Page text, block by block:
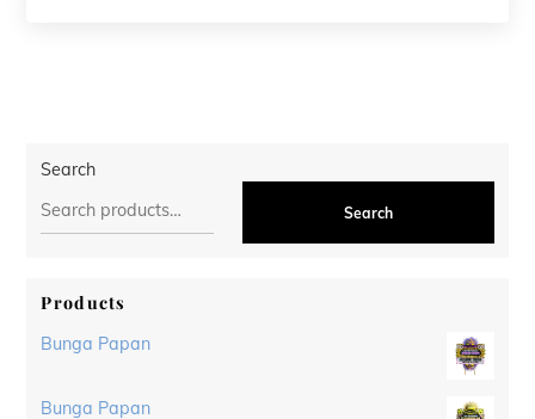
Search
Search
Products
Bunga Papan
Bunga Papan